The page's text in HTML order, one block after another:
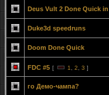
Deus Vult 2 Done Quick
Duke3d speedruns
Doom Done Quick
FDC #5 [ 1 2 3 ]
го Демо-чампа?